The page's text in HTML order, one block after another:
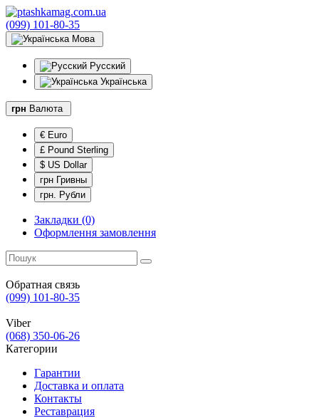
(099) 101-80-35
Мова
Русский
Українська
грн Валюта
€ Euro
£ Pound Sterling
$ US Dollar
грн Гривны
грн. Рубли
Закладки (0)
Оформлення замовлення
Обратная связь
(099) 101-80-35
Viber
(068) 350-06-26
Категории
Гарантии
Доставка и оплата
Контакты
Реставрация